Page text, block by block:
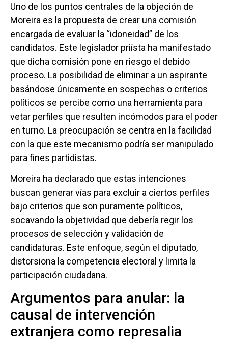
Uno de los puntos centrales de la objeción de
Moreira es la propuesta de crear una comisión
encargada de evaluar la “idoneidad” de los
candidatos. Este legislador priísta ha manifestado
que dicha comisión pone en riesgo el debido
proceso. La posibilidad de eliminar a un aspirante
basándose únicamente en sospechas o criterios
políticos se percibe como una herramienta para
vetar perfiles que resulten incómodos para el poder
en turno. La preocupación se centra en la facilidad
con la que este mecanismo podría ser manipulado
para fines partidistas.
Moreira ha declarado que estas intenciones
buscan generar vías para excluir a ciertos perfiles
bajo criterios que son puramente políticos,
socavando la objetividad que debería regir los
procesos de selección y validación de
candidaturas. Este enfoque, según el diputado,
distorsiona la competencia electoral y limita la
participación ciudadana.
Argumentos para anular: la
causal de intervención
extranjera como represalia